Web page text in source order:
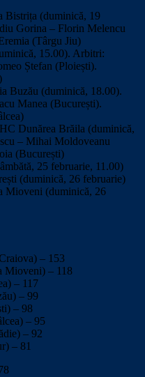
Bistrița (duminică, 19
Gorina – Florin Melencu
(Târgu Jiu)
15.00). Arbitri:
Ștefan (Ploiești).
Buzău (duminică, 18.00).
Manea (București).
Dunărea Brăila (duminică,
– Mihai Moldoveanu
(București)
25 februarie, 11.00)
(duminică, 26 februarie)
Mioveni (duminică, 26
– 153
Mioveni) – 118
– 117
– 99
– 98
– 95
– 92
– 81